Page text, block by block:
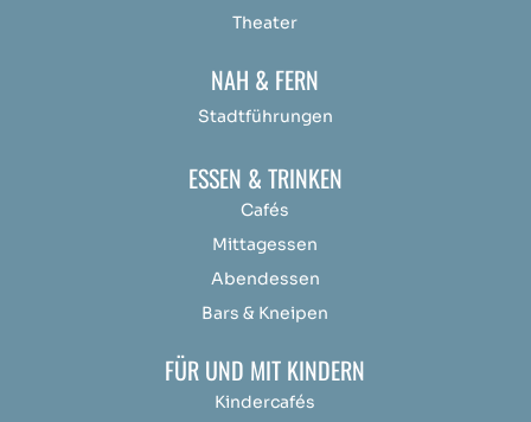
Theater
NAH & FERN
Stadtführungen
ESSEN & TRINKEN
Cafés
Mittagessen
Abendessen
Bars & Kneipen
FÜR UND MIT KINDERN
Kindercafés